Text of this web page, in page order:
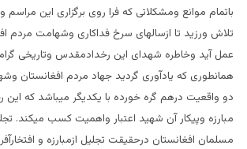
باتمام موانع ومشکلاتی که فرا روی برگزاری این
تلاش ورزید تا ازسالهای سرخ فداکاری وشهامت مردم
عمل آید وخاطره شهدای این رخدادمقدس وتاریخی
همانطوری که یادآوری گردید جهاد مردم افغانستان
دو واقعیت درهم گره خورده با یکدیگر میباشد که این
مبارزه وپیکار آن شهید اعتبار واهمیت کسب میکند.
مسلمان افغانستان درحقیقت تجلیل ازمبارزه و